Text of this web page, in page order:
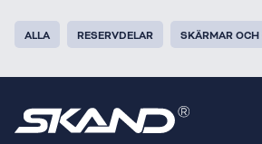
ALLA RESERVDELAR SKÄRMAR